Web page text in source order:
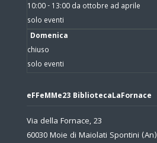
10:00 - 13:00 da ottobre ad aprile
solo eventi
Domenica
chiuso
solo eventi
eFFeMMe23 BibliotecaLaFornace
Via della Fornace, 23
60030 Moie di Maiolati Spontini (An)